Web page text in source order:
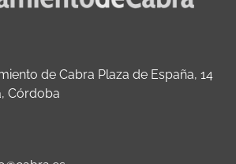
de Cabra Plaza de España, 14
Córdoba